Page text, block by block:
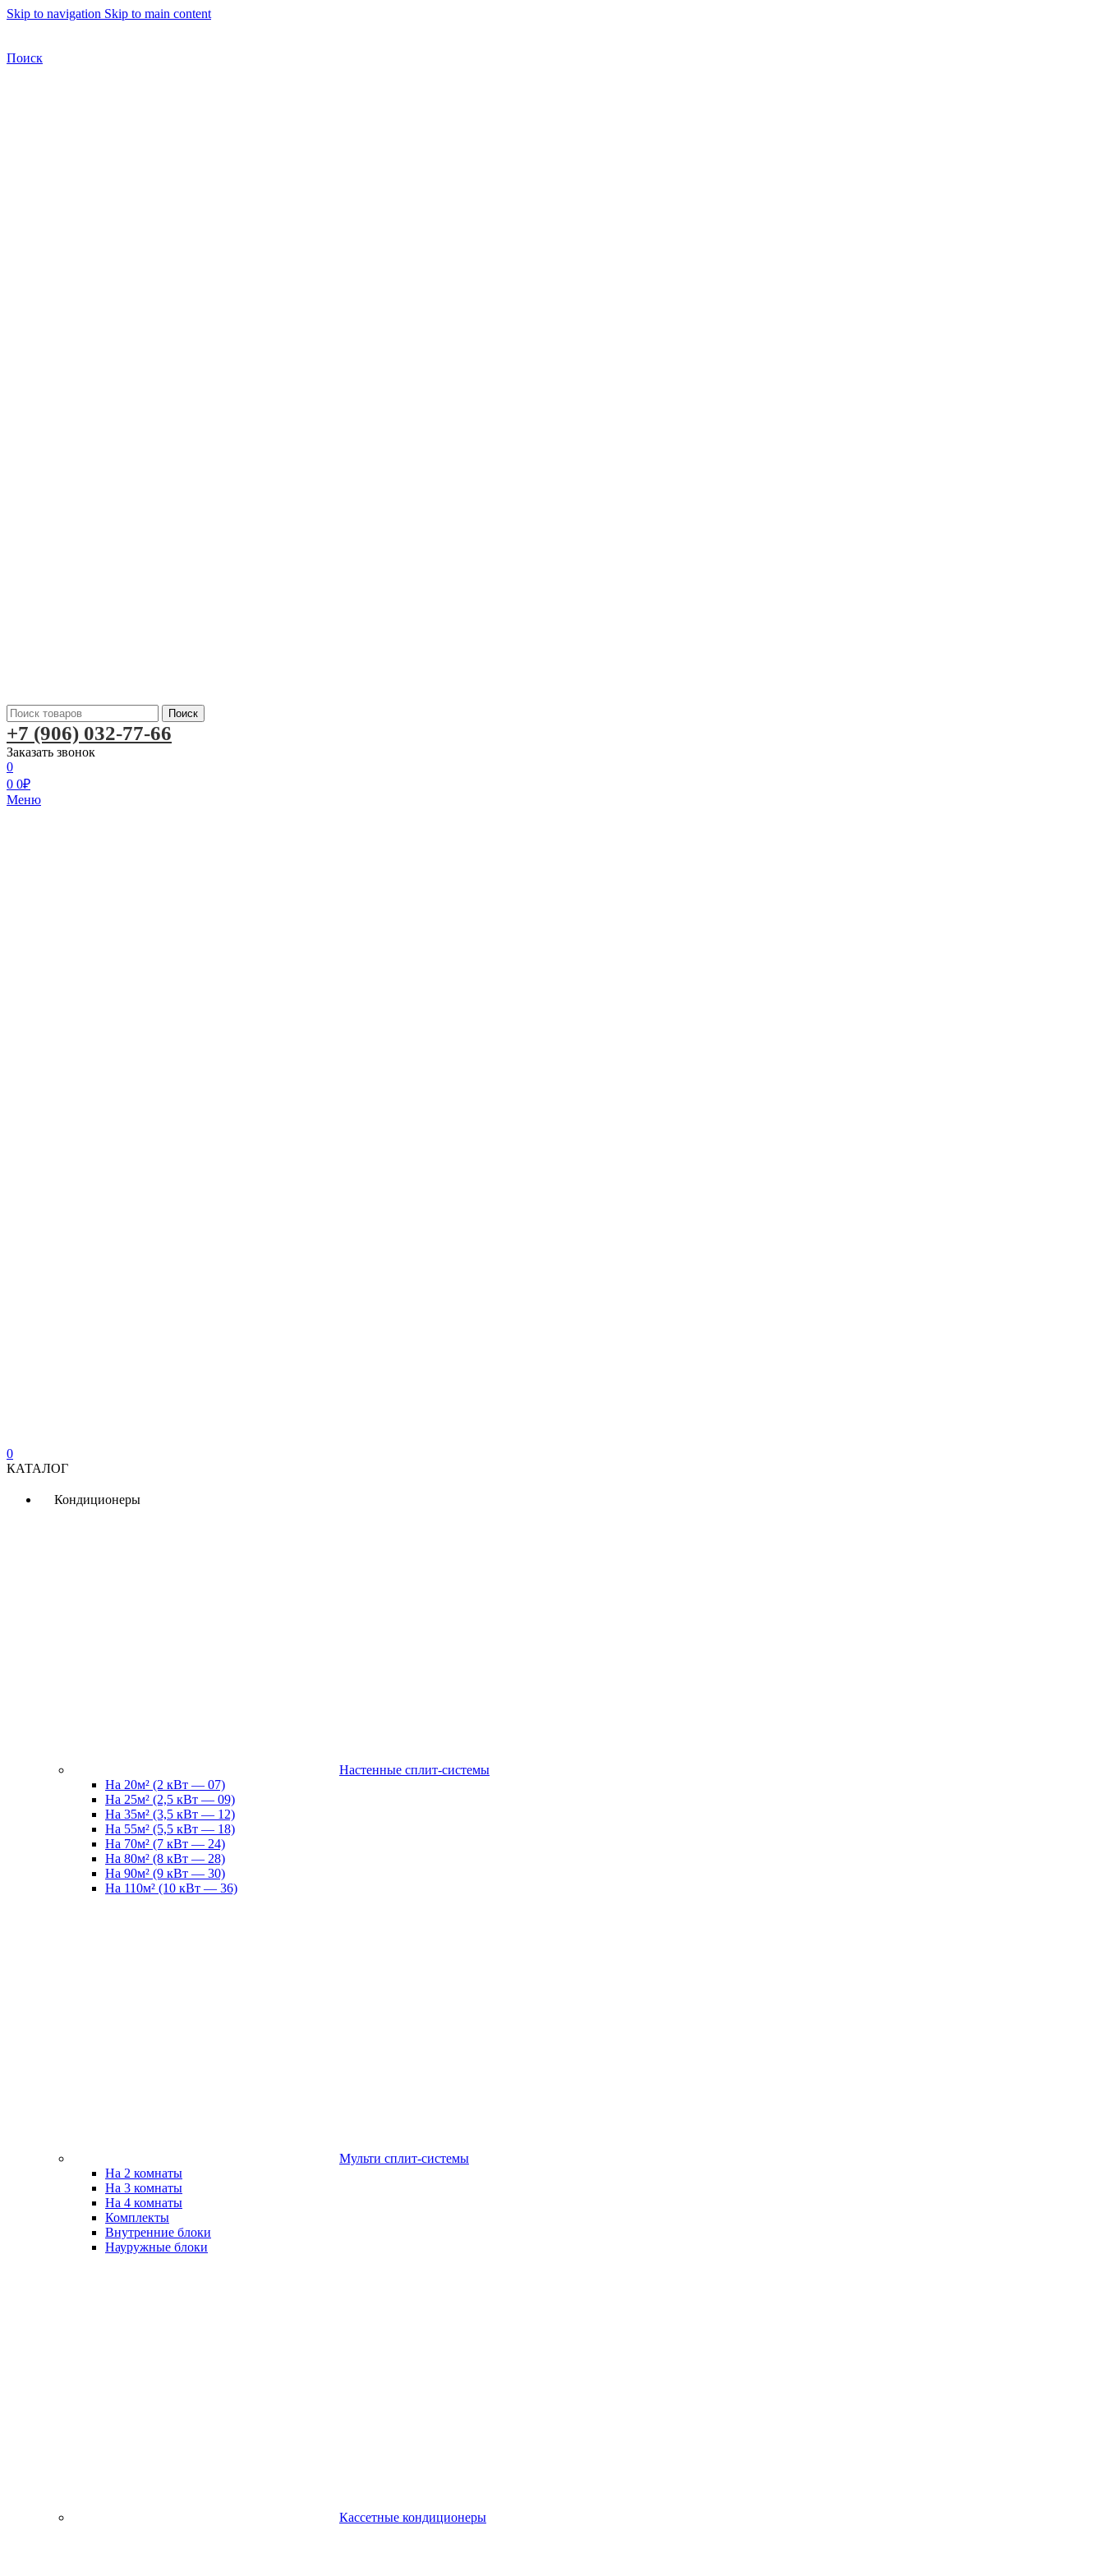
Skip to navigation Skip to main content
Поиск
Поиск
+7 (906) 032-77-66
Заказать звонок
0
0 0₽
Меню
0
КАТАЛОГ
Кондиционеры
Настенные сплит-системы
На 20м² (2 кВт — 07)
На 25м² (2,5 кВт — 09)
На 35м² (3,5 кВт — 12)
На 55м² (5,5 кВт — 18)
На 70м² (7 кВт — 24)
На 80м² (8 кВт — 28)
На 90м² (9 кВт — 30)
На 110м² (10 кВт — 36)
Мульти сплит-системы
На 2 комнаты
На 3 комнаты
На 4 комнаты
Комплекты
Внутренние блоки
Науружные блоки
Кассетные кондиционеры